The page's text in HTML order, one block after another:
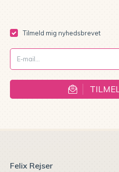
Tilmeld mig nyhedsbrevet
Felix Rejser